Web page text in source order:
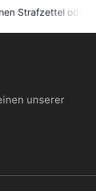
Strafzettel oder
unserer